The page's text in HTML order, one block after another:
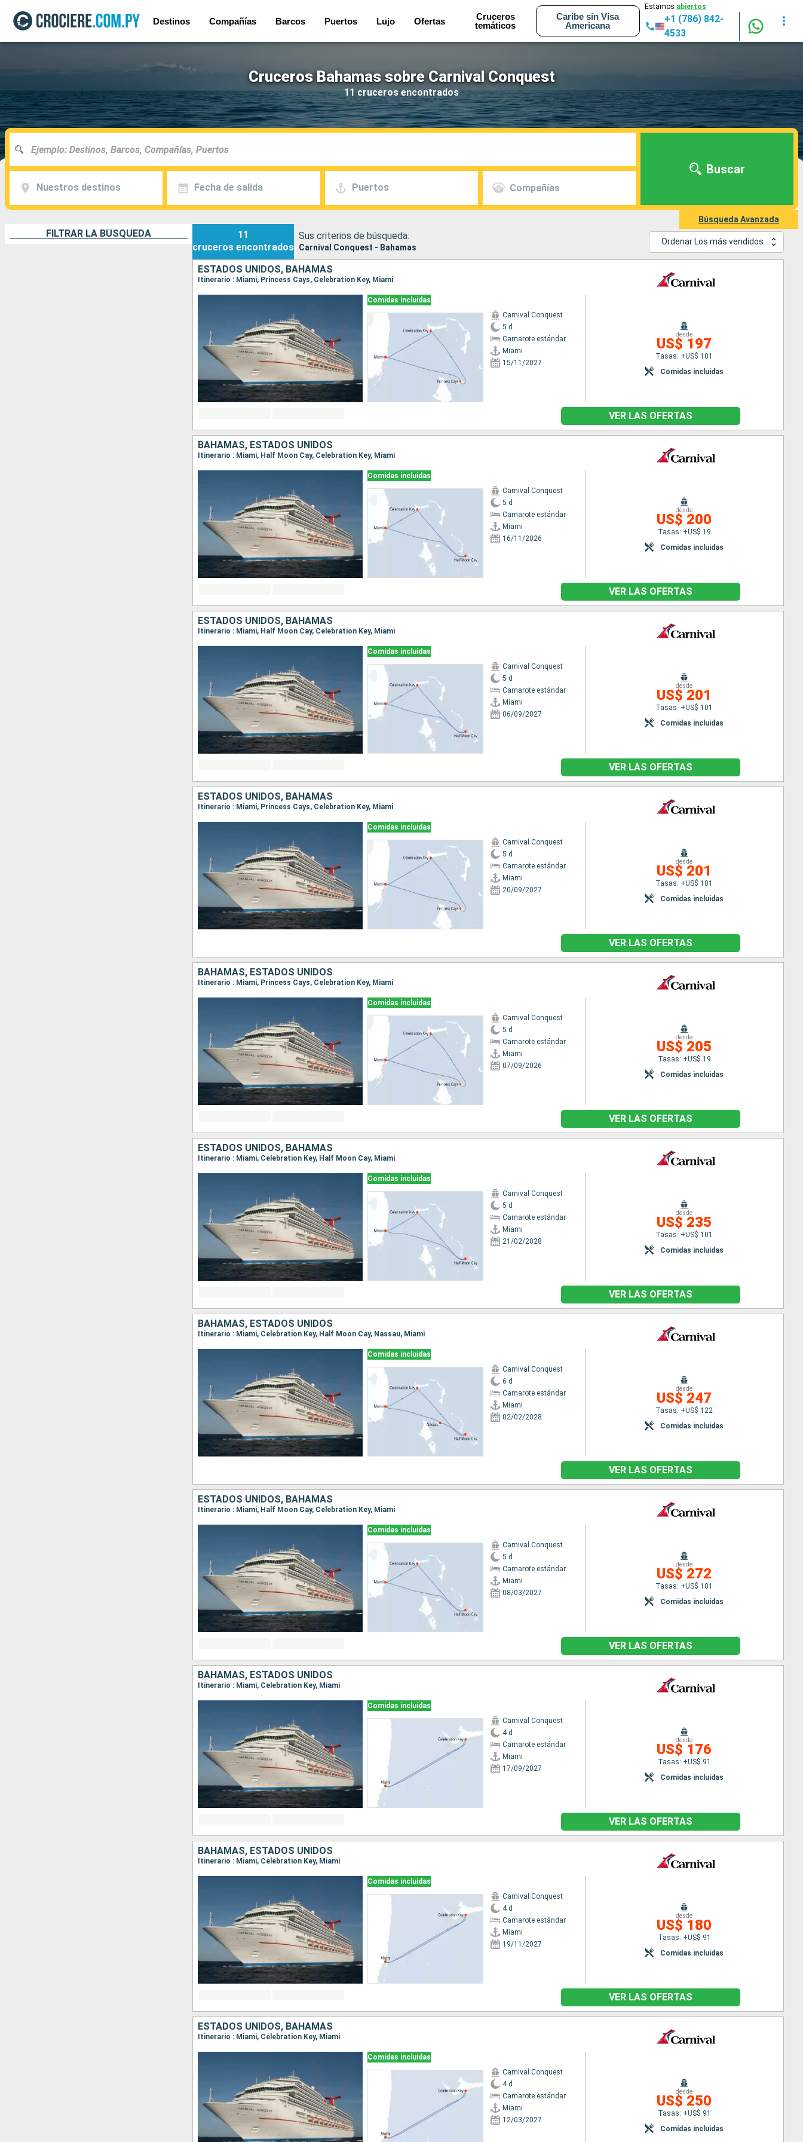
Destinos Compañías Barcos Puertos Lujo Ofertas
Cruceros
temáticos
Caribe sin Visa
Americana
Estamos abiertos
+1 (786) 842-
4533
Cruceros Bahamas sobre Carnival Conquest
11 cruceros encontrados
Nuestros destinos Fecha de salida Puertos Compañías
Buscar
Búsqueda Avanzada
FILTRAR LA BÚSQUEDA
11
cruceros encontrados
Sus criterios de búsqueda:
Carnival Conquest - Bahamas
Ordenar Los más vendidos
ESTADOS UNIDOS, BAHAMAS
Itinerario : Miami, Princess Cays, Celebration Key, Miami
Comidas incluidas
Carnival Conquest
5 d
Camarote estándar
Miami
15/11/2027
desde
US$ 197
Tasas: +US$ 101
Comidas incluidas
VER LAS OFERTAS
BAHAMAS, ESTADOS UNIDOS
Itinerario : Miami, Half Moon Cay, Celebration Key, Miami
Comidas incluidas
Carnival Conquest
5 d
Camarote estándar
Miami
16/11/2026
desde
US$ 200
Tasas: +US$ 19
Comidas incluidas
VER LAS OFERTAS
ESTADOS UNIDOS, BAHAMAS
Itinerario : Miami, Half Moon Cay, Celebration Key, Miami
Comidas incluidas
Carnival Conquest
5 d
Camarote estándar
Miami
06/09/2027
desde
US$ 201
Tasas: +US$ 101
Comidas incluidas
VER LAS OFERTAS
ESTADOS UNIDOS, BAHAMAS
Itinerario : Miami, Princess Cays, Celebration Key, Miami
Comidas incluidas
Carnival Conquest
5 d
Camarote estándar
Miami
20/09/2027
desde
US$ 201
Tasas: +US$ 101
Comidas incluidas
VER LAS OFERTAS
BAHAMAS, ESTADOS UNIDOS
Itinerario : Miami, Princess Cays, Celebration Key, Miami
Comidas incluidas
Carnival Conquest
5 d
Camarote estándar
Miami
07/09/2026
desde
US$ 205
Tasas: +US$ 19
Comidas incluidas
VER LAS OFERTAS
ESTADOS UNIDOS, BAHAMAS
Itinerario : Miami, Celebration Key, Half Moon Cay, Miami
Comidas incluidas
Carnival Conquest
5 d
Camarote estándar
Miami
21/02/2028
desde
US$ 235
Tasas: +US$ 101
Comidas incluidas
VER LAS OFERTAS
BAHAMAS, ESTADOS UNIDOS
Itinerario : Miami, Celebration Key, Half Moon Cay, Nassau, Miami
Comidas incluidas
Carnival Conquest
6 d
Camarote estándar
Miami
02/02/2028
desde
US$ 247
Tasas: +US$ 122
Comidas incluidas
VER LAS OFERTAS
ESTADOS UNIDOS, BAHAMAS
Itinerario : Miami, Half Moon Cay, Celebration Key, Miami
Comidas incluidas
Carnival Conquest
5 d
Camarote estándar
Miami
08/03/2027
desde
US$ 272
Tasas: +US$ 101
Comidas incluidas
VER LAS OFERTAS
BAHAMAS, ESTADOS UNIDOS
Itinerario : Miami, Celebration Key, Miami
Comidas incluidas
Carnival Conquest
4 d
Camarote estándar
Miami
17/09/2027
desde
US$ 176
Tasas: +US$ 91
Comidas incluidas
VER LAS OFERTAS
BAHAMAS, ESTADOS UNIDOS
Itinerario : Miami, Celebration Key, Miami
Comidas incluidas
Carnival Conquest
4 d
Camarote estándar
Miami
19/11/2027
desde
US$ 180
Tasas: +US$ 91
Comidas incluidas
VER LAS OFERTAS
ESTADOS UNIDOS, BAHAMAS
Itinerario : Miami, Celebration Key, Miami
Comidas incluidas
Carnival Conquest
4 d
Camarote estándar
Miami
12/03/2027
desde
US$ 250
Tasas: +US$ 91
Comidas incluidas